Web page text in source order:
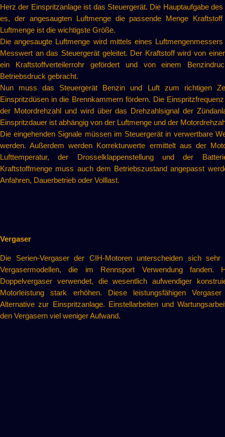
Herz der Einspritzanlage ist das Steuergerät. Die Hauptaufgabe
es, der angesaugten Luftmenge die passende Menge
Luftmenge ist die wichtigste Größe.
Die angesaugte Luftmenge wird mittels eines
Messwert an das Steuergerät geleitet. Der Kraftstoff wird von
ein Kraftstoffverteilerrohr gefördert und von einem
Betriebsdruck gebracht.
Nun muss das Steuergerät Benzin und Luft zum richtigen
Einspritzdüsen in die Brennkammern fördern. Die
der Motordrehzahl und wird über das Drehzahlsignal der
Einspritzdauer ist abhängig von der Luftmenge und der
Die eingehenden Signale müssen im Steuergerät in verwertbare
werden. Außerdem werden Korrekturwerte ermittelt aus der
Lufttemperatur, der Drosselklappenstellung und der
Kraftstoffmenge muss auch dem Betriebszustand angepasst
Anfahren, Dauerbetrieb oder Volllast.
Vergaser
Die Serien-Vergaser der CIH-Motoren unterscheiden sich
Vergasermodellen, die im Rennsport Verwendung fanden.
Doppelvergaser verwendet, die wesentlich aufwendiger
Motorleistung stark erhöhen. Diese leistungsfähigen
Alternative zur Einspritzanlage. Einstellarbeiten und
den Vergasern viel weniger Aufwand.